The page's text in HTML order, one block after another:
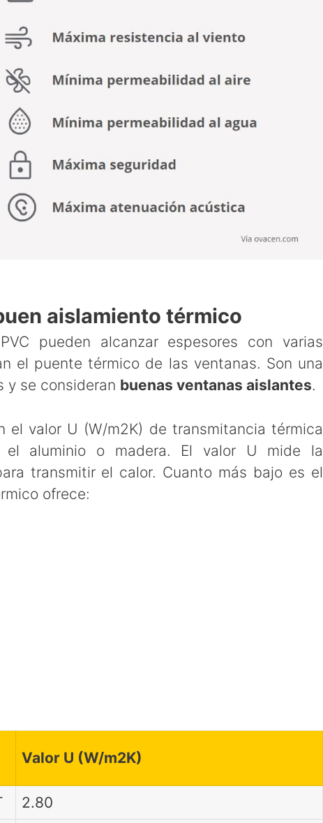
aislamiento térmico
pueden alcanzar espesores con varias
el puente térmico de las ventanas. Son una
y se consideran buenas ventanas aislantes.
el valor U (W/m2K) de transmitancia térmica
el aluminio o madera. El valor U mide la
transmitir el calor. Cuanto más bajo es el
ofrece:
Valor U (W/m2K)
2.80